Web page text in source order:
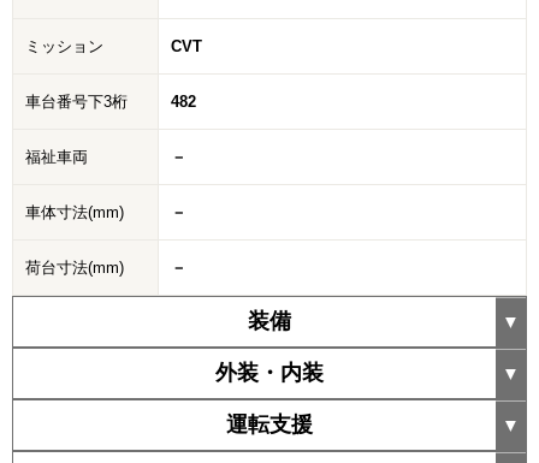
ミッション CVT
車台番号下3桁 482
福祉車両 －
車体寸法(mm) －
荷台寸法(mm) －
装備
外装・内装
運転支援